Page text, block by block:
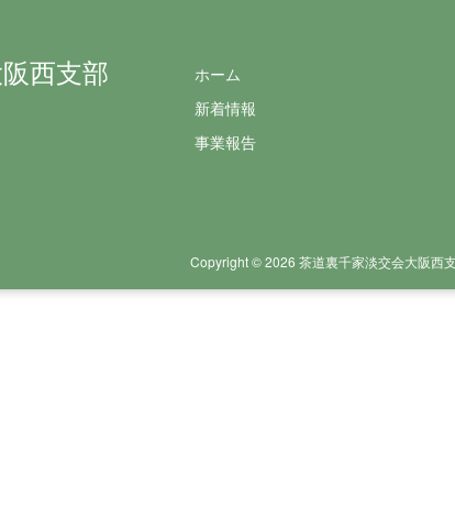
西支部
ホーム
新着情報
事業報告
Copyright © 2026 茶道裏千家淡交会大阪西